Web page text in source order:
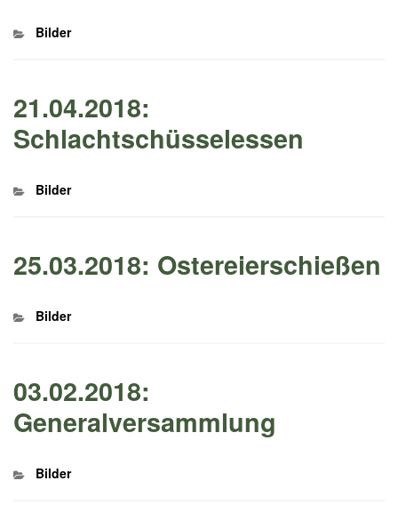
Kategorien
Bilder
21.04.2018:
Schlachtschüsselessen
Kategorien
Bilder
25.03.2018: Ostereierschießen
Kategorien
Bilder
03.02.2018:
Generalversammlung
Kategorien
Bilder